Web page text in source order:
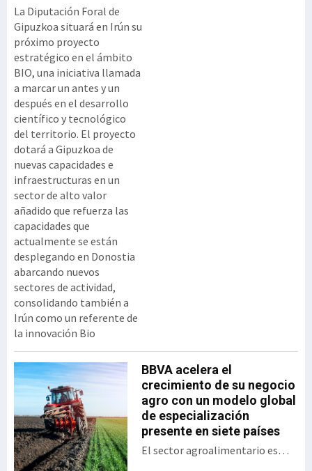
BBVA acelera el
crecimiento de su negocio
agro con un modelo global
de especialización
presente en siete países
El sector agroalimentario es
áreas clave como ERP,
MES/MOM, SGA, GMAO,
calidad y trazabilidad,
digitalización documental
y automatización de
procesos. Apoyo a la pyme
industrial Ibern
La Diputación Foral de
Gipuzkoa situará en Irún su
próximo proyecto
estratégico en el ámbito
BIO, una iniciativa llamada
a marcar un antes y un
después en el desarrollo
científico y tecnológico
del territorio. El proyecto
dotará a Gipuzkoa de
nuevas capacidades e
infraestructuras en un
sector de alto valor
añadido que refuerza las
capacidades que
actualmente se están
desplegando en Donostia
abarcando nuevos
sectores de actividad,
consolidando también a
Irún como un referente de
la innovación Bio